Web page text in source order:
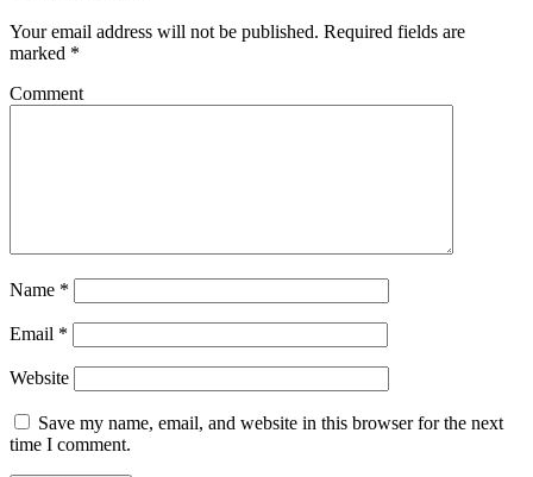
Your email address will not be published. Required fields are
marked *
Comment
Name *
Email *
Website
Save my name, email, and website in this browser for the next
time I comment.